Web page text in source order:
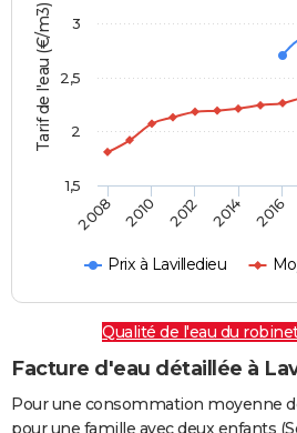
Tarif de l'eau (€/m3)
Prix à Lavilledieu
2008 2010 2012 2014 2016
1,5
2
2,5
3
Qualité de l'eau du
Facture d'eau détaillée à
Pour une consommation moyenne
pour une famille avec deux enfants